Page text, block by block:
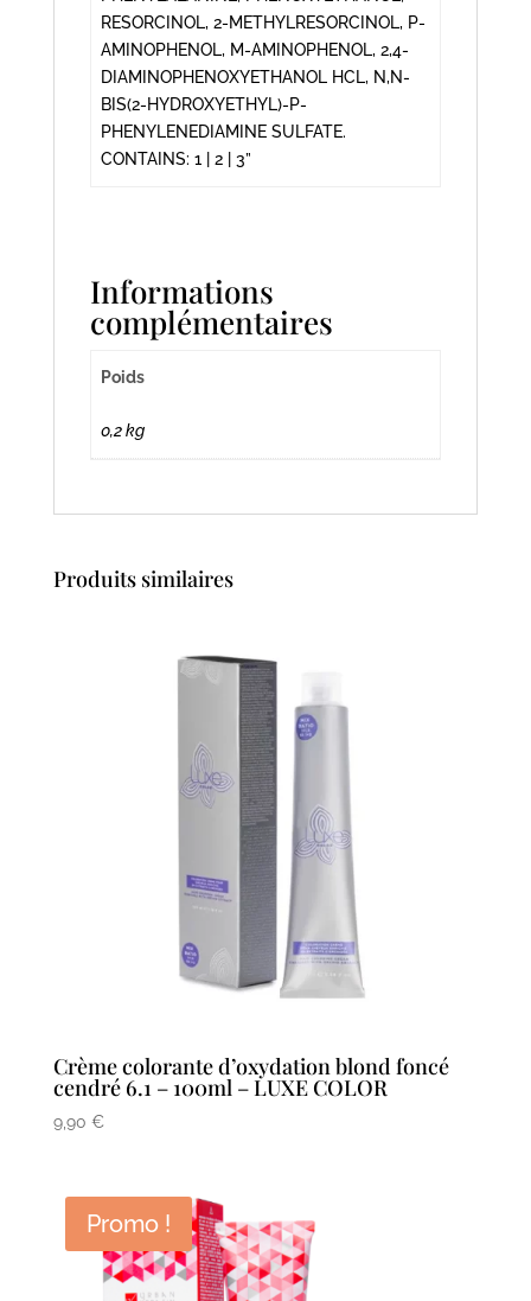
RESORCINOL, 2-METHYLRESORCINOL, P-
AMINOPHENOL, M-AMINOPHENOL, 2,4-
DIAMINOPHENOXYETHANOL HCL, N,N-
BIS(2-HYDROXYETHYL)-P-
PHENYLENEDIAMINE SULFATE.
CONTAINS: 1 | 2 | 3”
Informations
complémentaires
Poids
0,2 kg
Produits similaires
Crème colorante d’oxydation blond foncé
cendré 6.1 – 100ml – LUXE COLOR
9,90 €
Promo !